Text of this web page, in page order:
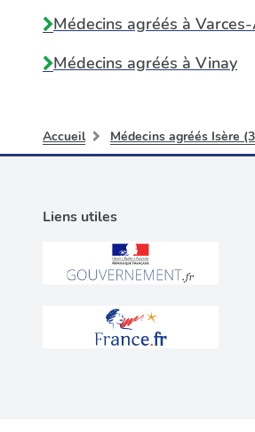
Médecins agréés à
Médecins agréés à Vinay
Accueil Médecins agréés Isère
Liens utiles